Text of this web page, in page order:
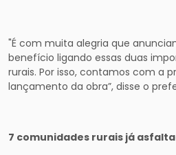
"É com muita alegria que
benefício ligando essas duas
rurais. Por isso, contamos com a
lançamento da obra”, disse o
7 comunidades rurais já